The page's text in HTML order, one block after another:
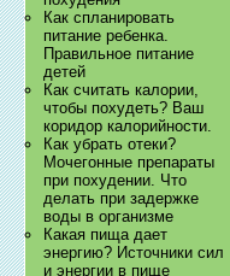
Как спланировать
питание ребенка.
Правильное питание
детей
Как считать калории,
чтобы похудеть? Ваш
коридор калорийности.
Как убрать отеки?
Мочегонные препараты
при похудении. Что
делать при задержке
воды в организме
Какая пища дает
энергию? Источники сил
и энергии в пище